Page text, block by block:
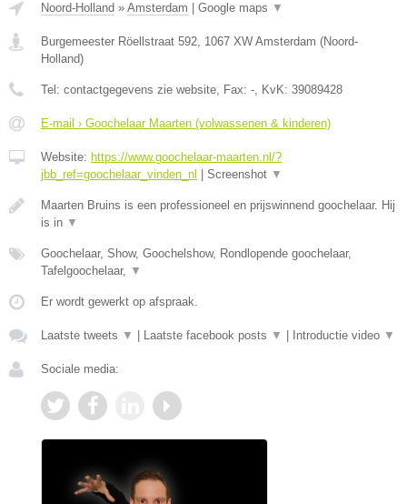
Noord-Holland » Amsterdam Google maps ▼
Burgemeester Röellstraat 592, 1067 XW Amsterdam (Noord-
Holland)
Tel: contactgegevens zie website, Fax: -, KvK: 39089428
E-mail › Goochelaar Maarten (volwassenen & kinderen)
Website: https://www.goochelaar-maarten.nl/?
jbb_ref=goochelaar_vinden_nl
Screenshot ▼
Maarten Bruins is een professioneel en prijswinnend goochelaar. Hij
is in ▼
Goochelaar, Show, Goochelshow, Rondlopende goochelaar,
Tafelgoochelaar, ▼
Er wordt gewerkt op afspraak.
Laatste tweets ▼ Laatste facebook posts ▼ Introductie video ▼
Sociale media: